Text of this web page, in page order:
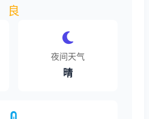
良
夜间天气
晴